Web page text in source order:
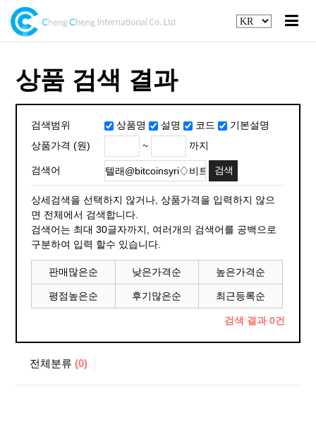
상품 검색 결과
검색범위 상품명 설명 코드
기본설명
상품가격 (원)
~ 까지
검색어
상세검색을 선택하지 않거나, 상품가격을 입력하지 않으
면 전체에서 검색합니다.
검색어는 최대 30글자까지, 여러개의 검색어를 공백으로
구분하여 입력 할수 있습니다.
판매많은순 낮은가격순 높은가격순
평점높은순 후기많은순 최근등록순
검색 결과0건
전체분류(0)